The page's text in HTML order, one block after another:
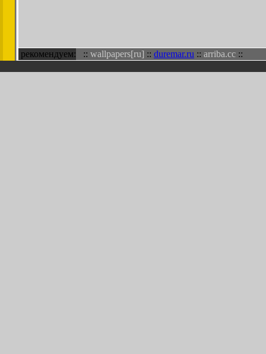
рекомендуем: :: wallpapers[ru] :: duremar.ru :: arriba.cc ::